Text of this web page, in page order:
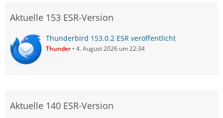
Aktuelle 153 ESR-Version
Thunderbird 153.0.2 ESR veröffentlicht
Thunder 4. August 2026 um 22:34
Aktuelle 140 ESR-Version